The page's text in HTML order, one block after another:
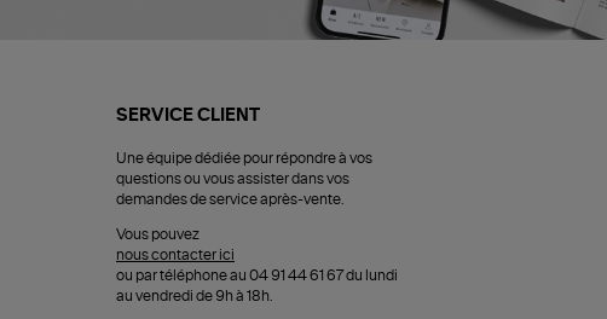
SERVICE CLIENT
Une équipe dédiée pour répondre à vos
questions ou vous assister dans vos
demandes de service après-vente.
Vous pouvez
nous contacter ici
ou par téléphone au 04 91 44 61 67 du lundi
au vendredi de 9h à 18h.